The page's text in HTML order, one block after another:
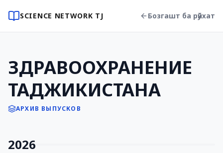
SCIENCE NETWORK TJ Бозгашт ба рӯйхат
ЗДРАВООХРАНЕНИЕ
ТАДЖИКИСТАНА
АРХИВ ВЫПУСКОВ
2026